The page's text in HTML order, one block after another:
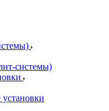
системы)